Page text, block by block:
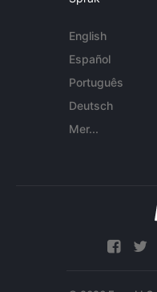
English
Español
Português
Deutsch
Mer...